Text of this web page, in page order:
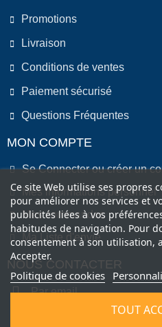
Promotions
Livraison
Conditions de ventes
Paiement sécurisé
Questions Fréquentes
MON COMPTE
Se Connecter ou créer un
Mes informations personnel
Mes commandes
Ma Liste d'envie
NOUS CONTACTER
Par email
Ce site Web utilise ses propres
pour améliorer nos services et
publicités liées à vos
habitudes de navigation. Pour
consentement à son utilisation,
Accepter.
Politique de cookies
TOUT